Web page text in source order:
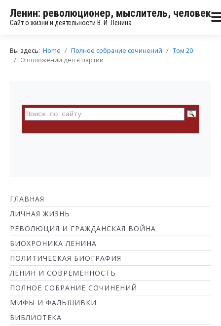
Ленин: революционер, мыслитель, человек
Сайт о жизни и деятельности В. И. Ленина
Вы здесь: Home Полное собрание сочинений
Том 20
О положении дел в партии
ГЛАВНАЯ
ЛИЧНАЯ ЖИЗНЬ
РЕВОЛЮЦИЯ И ГРАЖДАНСКАЯ ВОЙНА
БИОХРОНИКА ЛЕНИНА
ПОЛИТИЧЕСКАЯ БИОГРАФИЯ
ЛЕНИН И СОВРЕМЕННОСТЬ
ПОЛНОЕ СОБРАНИЕ СОЧИНЕНИЙ
МИФЫ И ФАЛЬШИВКИ
БИБЛИОТЕКА